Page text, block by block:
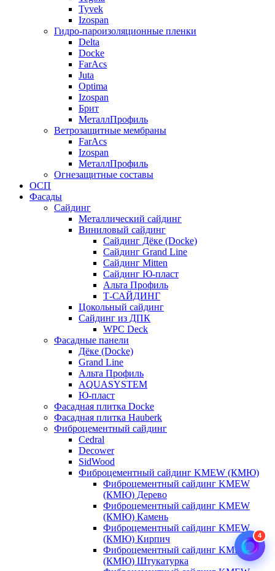
Tyvek
Izospan
Гидро-пароизоляционные пленки
Delta
Docke
FarAcs
Juta
Optima
Izospan
Брит
МеталлПрофиль
Ветрозащитные мембраны
FarAcs
Izospan
МеталлПрофиль
Огнезащитные составы
ОСП
Фасады
Сайдинг
Металлический сайдинг
Виниловый сайдинг
Сайдинг Дёке (Docke)
Сайдинг Grand Line
Сайдинг Mitten
Сайдинг Ю-пласт
Альта Профиль
Т-САЙДИНГ
Цокольный сайдинг
Сайдинг из ДПК
WPC Deck
Фасадные панели
Дёке (Docke)
Grand Line
Альта Профиль
AQUASYSTEM
Ю-пласт
Фасадная плитка Docke
Фасадная плитка Hauberk
Фиброцементный сайдинг
Cedral
Decower
SidWood
Фиброцементный сайдинг KMEW (КМЮ)
Фиброцементный сайдинг KMEW
(КМЮ) Дерево
Фиброцементный сайдинг KMEW
(КМЮ) Камень
Фиброцементный сайдинг KMEW
(КМЮ) Кирпич
Фиброцементный сайдинг KMEW
(КМЮ) Штукатурка
4